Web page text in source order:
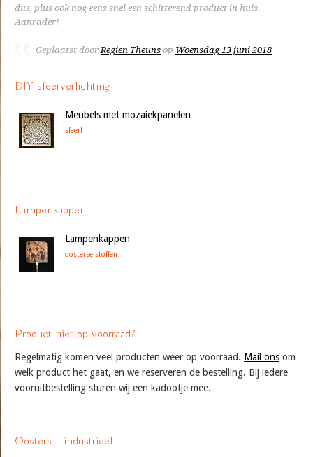
dus, plus ook nog eens snel een schitterend product in huis.
Aanrader!
Geplaatst doorRegien Theuns op Woensdag 13 juni 2018
DIY sfeerverlichting
Meubels met mozaiekpanelen
sfeer!
Lampenkappen
Lampenkappen
oosterse stoffen
Product niet op voorraad?
Regelmatig komen veel producten weer op voorraad. Mail ons om
welk product het gaat, en we reserveren de bestelling. Bij iedere
vooruitbestelling sturen wij een kadootje mee.
Oosters – industrieel